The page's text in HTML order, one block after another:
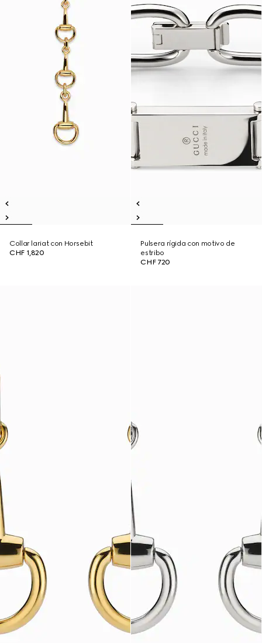
Collar lariat con Horsebit
CHF 1,820
Pulsera rígida con motivo de
estribo
CHF 720